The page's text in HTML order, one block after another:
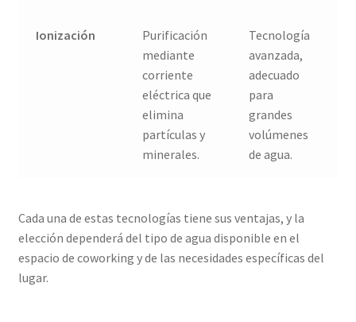
Ionización
Purificación
mediante
corriente
eléctrica que
elimina
partículas y
minerales.
Tecnología
avanzada,
adecuado
para
grandes
volúmenes
de agua.
Cada una de estas tecnologías tiene sus ventajas, y la
elección dependerá del tipo de agua disponible en el
espacio de coworking y de las necesidades específicas del
lugar.